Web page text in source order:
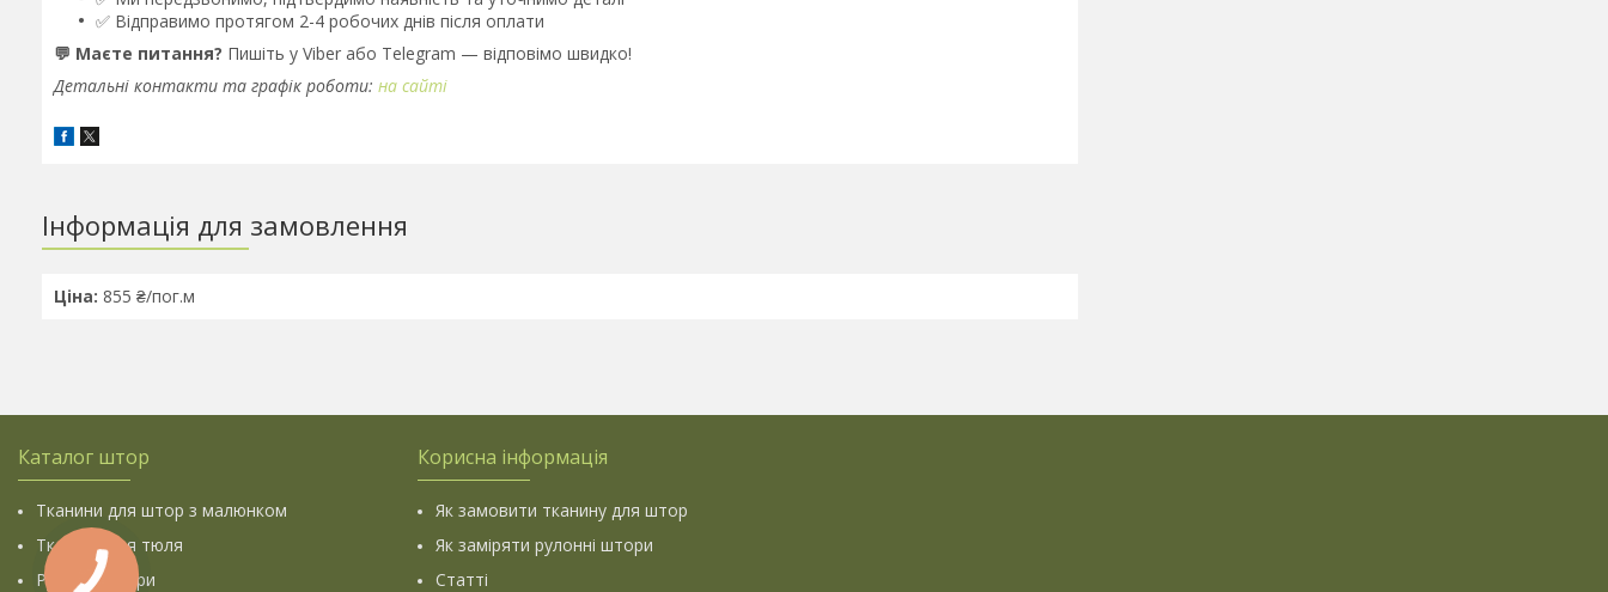
✅ Відправимо протягом 2-4 робочих днів після оплати
💬 Маєте питання? Пишіть у Viber або Telegram — відповімо швидко!
Детальні контакти та графік роботи: на сайті
Інформація для замовлення
Ціна: 855 ₴/пог.м
Каталог штор
Тканини для штор з малюнком
Тканини для тюля
Рулонні штори
Корисна інформація
Як замовити тканину для штор
Як заміряти рулонні штори
Статті